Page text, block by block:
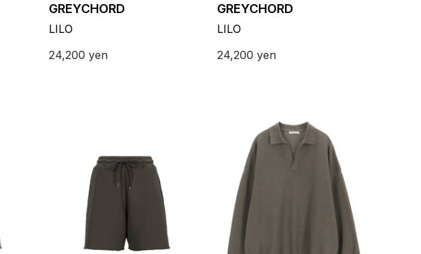
GREYCHORD
LILO
24,200 yen
GREYCHORD
LILO
24,200 yen